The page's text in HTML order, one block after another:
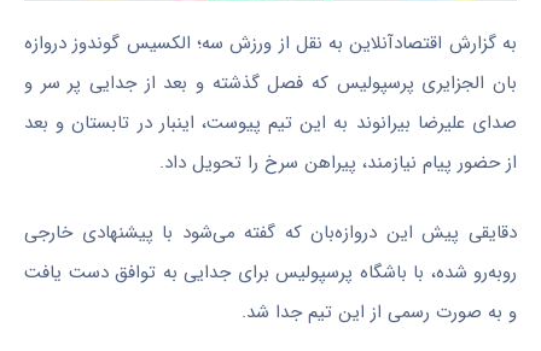
به گزارش اقتصادآنلاین به نقل از ورزش سه؛ الکسیس گوندوز دروازه
بان الجزایری پرسپولیس که فصل گذشته و بعد از جدایی پر سر و
صدای علیرضا بیرانوند به این تیم پیوست، اینبار در تابستان و بعد
از حضور پیام نیازمند، پیراهن سرخ را تحویل داد.
دقایقی پیش این دروازه‌بان که گفته می‌شود با پیشنهادی خارجی
رو‌به‌رو شده، با باشگاه پرسپولیس برای جدایی به توافق دست یافت
و به صورت رسمی از این تیم جدا شد.